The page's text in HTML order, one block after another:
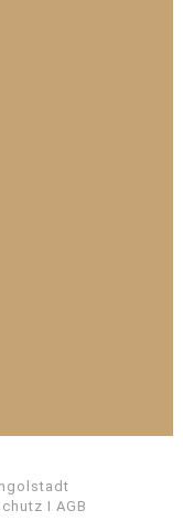
I AGB